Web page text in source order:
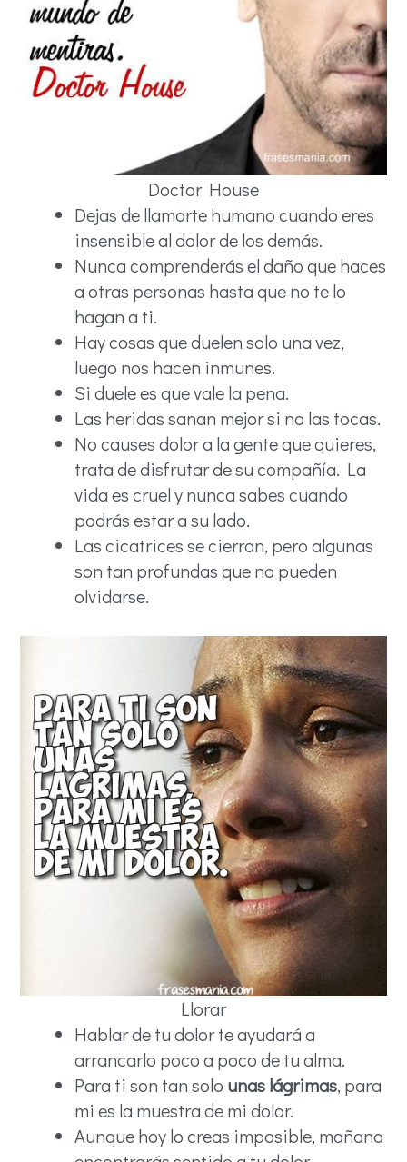
Doctor House
Dejas de llamarte humano cuando eres
insensible al dolor de los demás.
Nunca comprenderás el daño que haces
a otras personas hasta que no te lo
hagan a ti.
Hay cosas que duelen solo una vez,
luego nos hacen inmunes.
Si duele es que vale la pena.
Las heridas sanan mejor si no las tocas.
No causes dolor a la gente que quieres,
trata de disfrutar de su compañía. La
vida es cruel y nunca sabes cuando
podrás estar a su lado.
Las cicatrices se cierran, pero algunas
son tan profundas que no pueden
olvidarse.
Llorar
Hablar de tu dolor te ayudará a
arrancarlo poco a poco de tu alma.
Para ti son tan solo unas lágrimas, para
mi es la muestra de mi dolor.
Aunque hoy lo creas imposible, mañana